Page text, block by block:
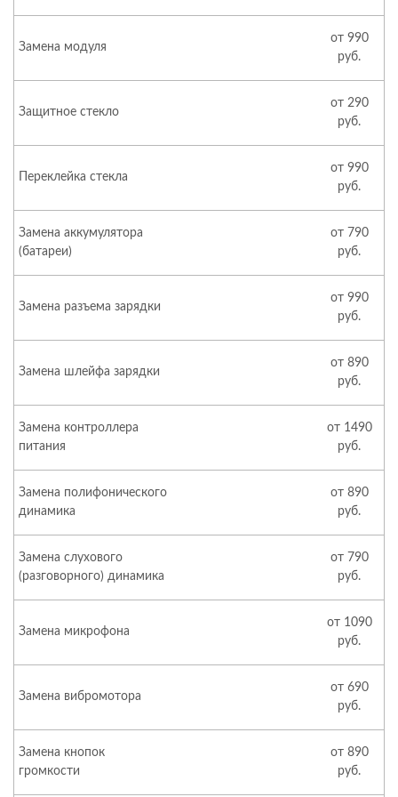
Замена модуля
от 990
руб.
Защитное стекло
от 290
руб.
Переклейка стекла
от 990
руб.
Замена аккумулятора
(батареи)
от 790
руб.
Замена разъема зарядки
от 990
руб.
Замена шлейфа зарядки
от 890
руб.
Замена контроллера
питания
от 1490
руб.
Замена полифонического
динамика
от 890
руб.
Замена слухового
(разговорного) динамика
от 790
руб.
Замена микрофона
от 1090
руб.
Замена вибромотора
от 690
руб.
Замена кнопок
громкости
от 890
руб.